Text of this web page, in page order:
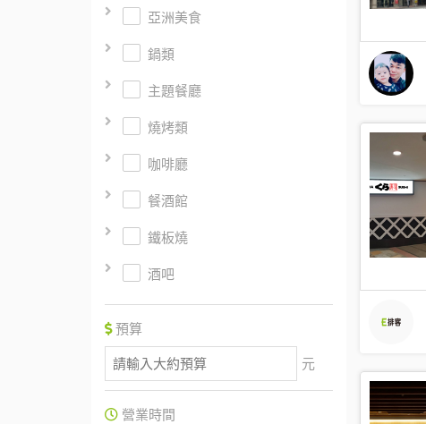
亞洲美食
鍋類
主題餐廳
燒烤類
咖啡廳
餐酒館
鐵板燒
酒吧
預算
元
營業時間